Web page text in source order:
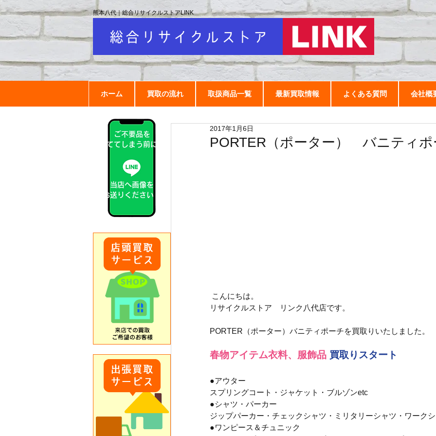
ホーム 買取の流れ 取扱商品一覧 最新買取情報 よくある質問 会社概
熊本八代｜総合リサイクルストアLINK
PORTER（ポーター） バニティポ
2017年1月6日
こんにちは。
リサイクルストア　リンク八代店です。
PORTER（ポーター）バニティポーチを買取りいたしました。
春物アイテム衣料、服飾品 買取りスタート
●アウター
スプリングコート・ジャケット・ブルゾンetc
●シャツ・パーカー
ジップパーカー・チェックシャツ・ミリタリーシャツ・ワーク
●ワンピース＆チュニック
ご不要品を
捨ててしまう前に！
当店へ画像を
お送りください！